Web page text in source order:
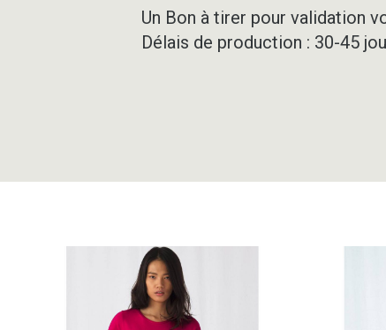
Un Bon à tirer pour validation
Délais de production : 30-45